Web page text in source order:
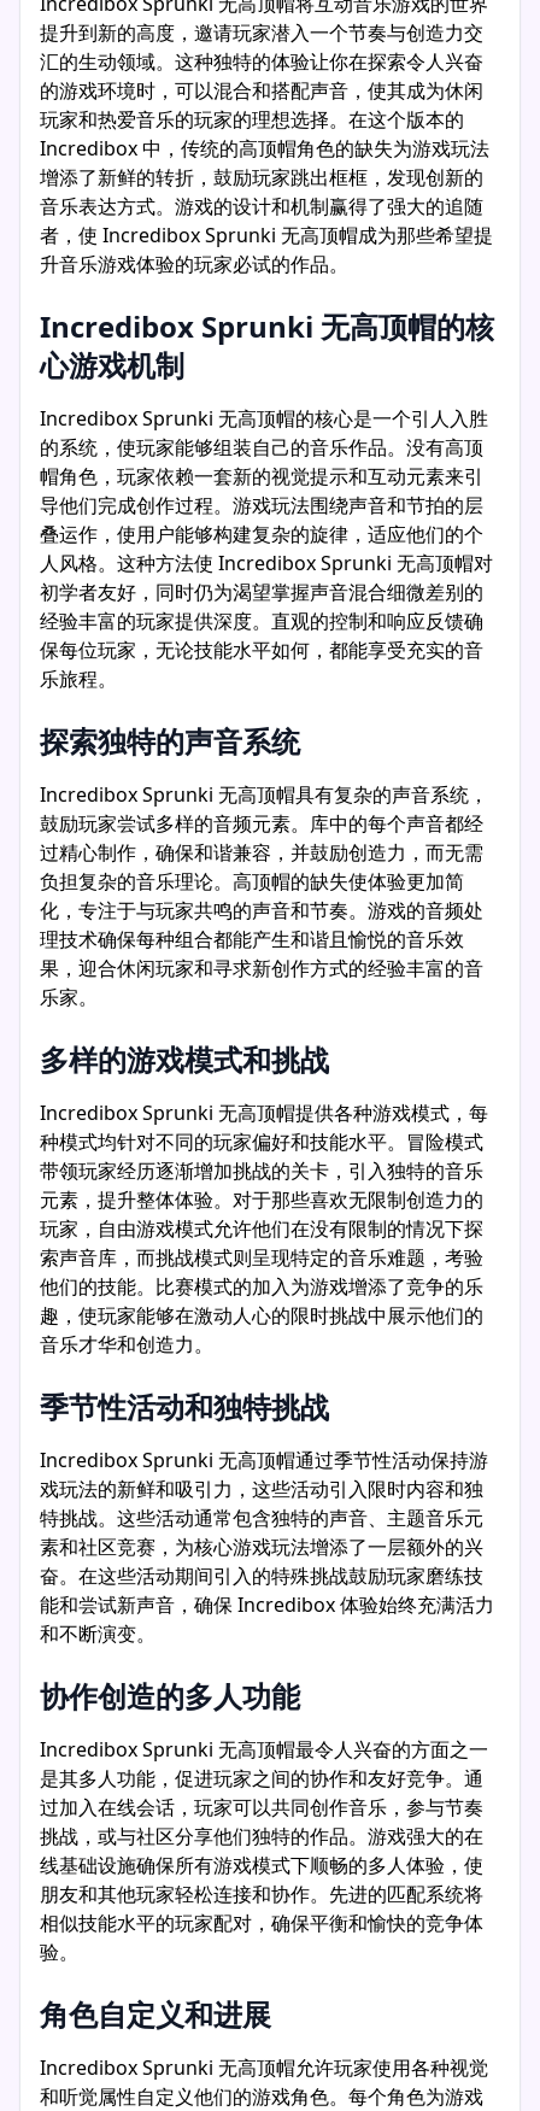
提升到新的高度，邀请玩家潜入一个节奏与创造力交
汇的生动领域。这种独特的体验让你在探索令人兴奋
的游戏环境时，可以混合和搭配声音，使其成为休闲
玩家和热爱音乐的玩家的理想选择。在这个版本的
Incredibox 中，传统的高顶帽角色的缺失为游戏玩法
增添了新鲜的转折，鼓励玩家跳出框框，发现创新的
音乐表达方式。游戏的设计和机制赢得了强大的追随
者，使 Incredibox Sprunki 无高顶帽成为那些希望提
升音乐游戏体验的玩家必试的作品。
Incredibox Sprunki 无高顶帽的核
心游戏机制
Incredibox Sprunki 无高顶帽的核心是一个引人入胜
的系统，使玩家能够组装自己的音乐作品。没有高顶
帽角色，玩家依赖一套新的视觉提示和互动元素来引
导他们完成创作过程。游戏玩法围绕声音和节拍的层
叠运作，使用户能够构建复杂的旋律，适应他们的个
人风格。这种方法使 Incredibox Sprunki 无高顶帽对
初学者友好，同时仍为渴望掌握声音混合细微差别的
经验丰富的玩家提供深度。直观的控制和响应反馈确
保每位玩家，无论技能水平如何，都能享受充实的音
乐旅程。
探索独特的声音系统
Incredibox Sprunki 无高顶帽具有复杂的声音系统，
鼓励玩家尝试多样的音频元素。库中的每个声音都经
过精心制作，确保和谐兼容，并鼓励创造力，而无需
负担复杂的音乐理论。高顶帽的缺失使体验更加简
化，专注于与玩家共鸣的声音和节奏。游戏的音频处
理技术确保每种组合都能产生和谐且愉悦的音乐效
果，迎合休闲玩家和寻求新创作方式的经验丰富的音
乐家。
多样的游戏模式和挑战
Incredibox Sprunki 无高顶帽提供各种游戏模式，每
种模式均针对不同的玩家偏好和技能水平。冒险模式
带领玩家经历逐渐增加挑战的关卡，引入独特的音乐
元素，提升整体体验。对于那些喜欢无限制创造力的
玩家，自由游戏模式允许他们在没有限制的情况下探
索声音库，而挑战模式则呈现特定的音乐难题，考验
他们的技能。比赛模式的加入为游戏增添了竞争的乐
趣，使玩家能够在激动人心的限时挑战中展示他们的
音乐才华和创造力。
季节性活动和独特挑战
Incredibox Sprunki 无高顶帽通过季节性活动保持游
戏玩法的新鲜和吸引力，这些活动引入限时内容和独
特挑战。这些活动通常包含独特的声音、主题音乐元
素和社区竞赛，为核心游戏玩法增添了一层额外的兴
奋。在这些活动期间引入的特殊挑战鼓励玩家磨练技
能和尝试新声音，确保 Incredibox 体验始终充满活力
和不断演变。
协作创造的多人功能
Incredibox Sprunki 无高顶帽最令人兴奋的方面之一
是其多人功能，促进玩家之间的协作和友好竞争。通
过加入在线会话，玩家可以共同创作音乐，参与节奏
挑战，或与社区分享他们独特的作品。游戏强大的在
线基础设施确保所有游戏模式下顺畅的多人体验，使
朋友和其他玩家轻松连接和协作。先进的匹配系统将
相似技能水平的玩家配对，确保平衡和愉快的竞争体
验。
角色自定义和进展
Incredibox Sprunki 无高顶帽允许玩家使用各种视觉
和听觉属性自定义他们的游戏角色。每个角色为游戏